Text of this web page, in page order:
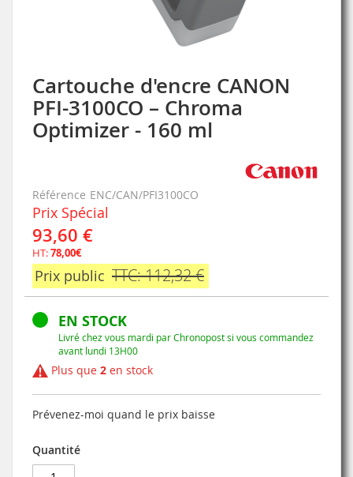
Cartouche d'encre CANON
PFI-3100CO – Chroma
Optimizer - 160 ml
Référence ENC/CAN/PFI3100CO
Prix Spécial
93,60 €
HT:78,00€
Prix public TTC: 112,32 €
EN STOCK
Livré chez vous mardi par Chronopost si vous commandez
avant lundi 13H00
Plus que 2 en stock
Prévenez-moi quand le prix baisse
Quantité
Skip
to
the
beginning
gallery